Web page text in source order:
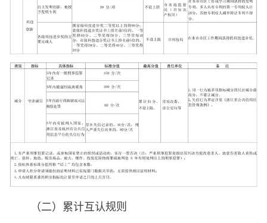
（二）累计互认规则